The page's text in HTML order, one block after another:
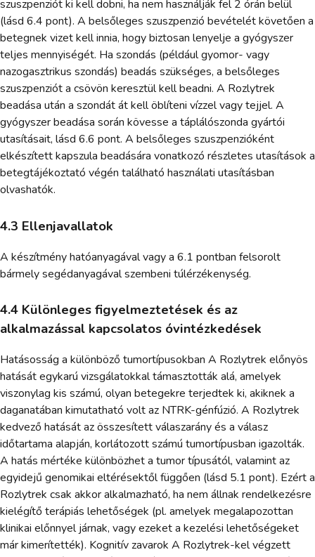
szuszpenziót ki kell dobni, ha nem használják fel 2 órán belül
(lásd 6.4 pont). A belsőleges szuszpenzió bevételét követően a
betegnek vizet kell innia, hogy biztosan lenyelje a gyógyszer
teljes mennyiségét. Ha szondás (például gyomor- vagy
nazogasztrikus szondás) beadás szükséges, a belsőleges
szuszpenziót a csövön keresztül kell beadni. A Rozlytrek
beadása után a szondát át kell öblíteni vízzel vagy tejjel. A
gyógyszer beadása során kövesse a táplálószonda gyártói
utasításait, lásd 6.6 pont. A belsőleges szuszpenzióként
elkészített kapszula beadására vonatkozó részletes utasítások a
betegtájékoztató végén található használati utasításban
olvashatók.
4.3 Ellenjavallatok
A készítmény hatóanyagával vagy a 6.1 pontban felsorolt
bármely segédanyagával szembeni túlérzékenység.
4.4 Különleges figyelmeztetések és az
alkalmazással kapcsolatos óvintézkedések
Hatásosság a különböző tumortípusokban A Rozlytrek előnyös
hatását egykarú vizsgálatokkal támasztották alá, amelyek
viszonylag kis számú, olyan betegekre terjedtek ki, akiknek a
daganatában kimutatható volt az NTRK-génfúzió. A Rozlytrek
kedvező hatását az összesített válaszarány és a válasz
időtartama alapján, korlátozott számú tumortípusban igazolták.
A hatás mértéke különbözhet a tumor típusától, valamint az
egyidejű genomikai eltérésektől függően (lásd 5.1 pont). Ezért a
Rozlytrek csak akkor alkalmazható, ha nem állnak rendelkezésre
kielégítő terápiás lehetőségek (pl. amelyek megalapozottan
klinikai előnnyel járnak, vagy ezeket a kezelési lehetőségeket
már kimerítették). Kognitív zavarok A Rozlytrek-kel végzett